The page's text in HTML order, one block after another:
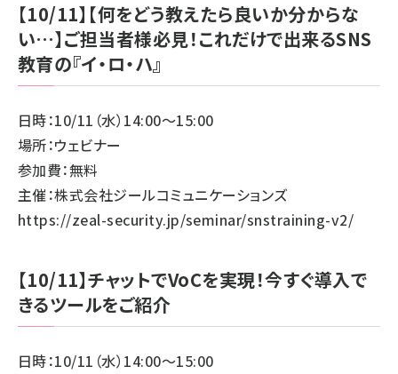
【10/11】【何をどう教えたら良いか分からな
い…】ご担当者様必見！これだけで出来るSNS
教育の『イ・ロ・ハ』
日時：10/11（水）14:00～15:00
場所：ウェビナー
参加費：無料
主催：株式会社ジールコミュニケーションズ
https://zeal-security.jp/seminar/snstraining-v2/
【10/11】チャットでVoCを実現！今すぐ導入で
きるツールをご紹介
日時：10/11（水）14:00～15:00